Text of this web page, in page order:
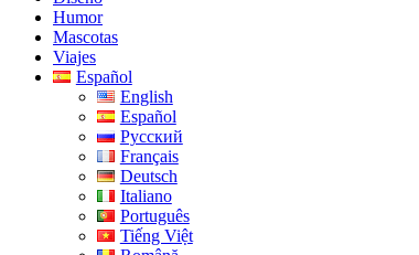
Humor
Mascotas
Viajes
Español
English
Español
Русский
Français
Deutsch
Italiano
Português
Tiếng Việt